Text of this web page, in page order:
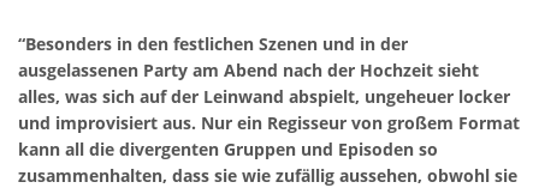
“Besonders in den festlichen Szenen und in der
ausgelassenen Party am Abend nach der Hochzeit sieht
alles, was sich auf der Leinwand abspielt, ungeheuer locker
und improvisiert aus. Nur ein Regisseur von großem Format
kann all die divergenten Gruppen und Episoden so
zusammenhalten, dass sie wie zufällig aussehen, obwohl sie